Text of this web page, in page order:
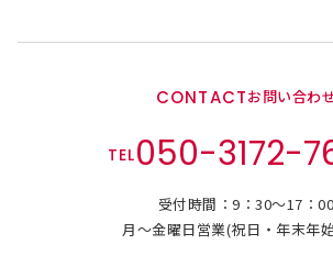
CONTACTお問い合わ
TEL050-3172-
受付時間：9：30～17：00
月～金曜日営業(祝日・年末年